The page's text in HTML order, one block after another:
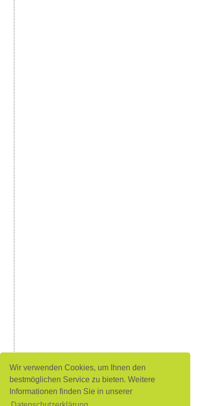
Wir verwenden Cookies, um Ihnen den
bestmöglichen Service zu bieten. Weitere
Informationen finden Sie in unserer